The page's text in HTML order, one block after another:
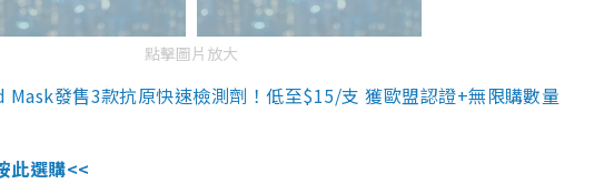
點擊圖片放大
發售3款抗原快速檢測劑！低至$15/支 獲歐盟認證+無限購數量
此選購<<